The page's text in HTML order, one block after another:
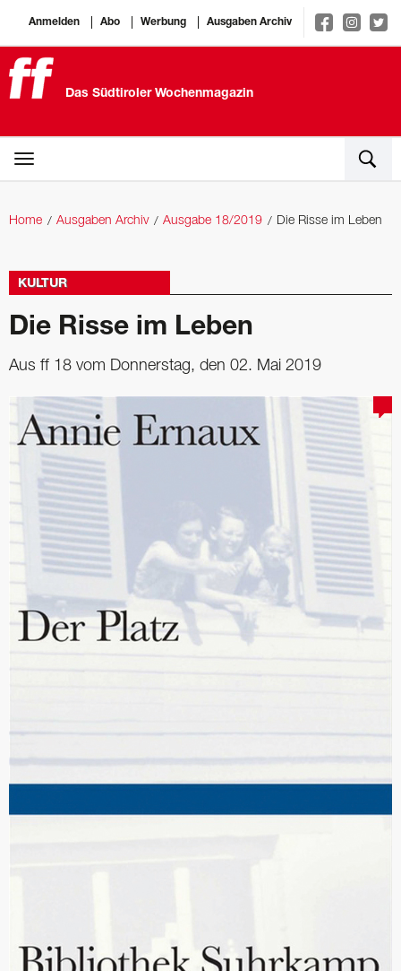
Anmelden Abo Werbung Ausgaben Archiv
Das Südtiroler Wochenmagazin
Home Ausgaben Archiv Ausgabe 18/2019 Die Risse im Leben
KULTUR
Die Risse im Leben
Aus ff 18 vom Donnerstag, den 02. Mai 2019